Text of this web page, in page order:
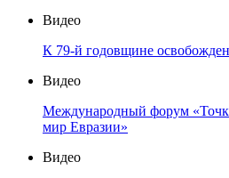
Видео
К 79-й годовщине
Видео
Международный форум
мир Евразии»
Видео